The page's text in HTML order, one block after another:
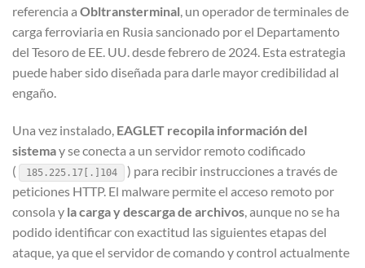
referencia a Obltransterminal, un operador de terminales de
carga ferroviaria en Rusia sancionado por el Departamento
del Tesoro de EE. UU. desde febrero de 2024. Esta estrategia
puede haber sido diseñada para darle mayor credibilidad al
engaño.
Una vez instalado, EAGLET recopila información del
sistemay se conecta a un servidor remoto codificado
(
185.225.17[.]104
) para recibir instrucciones a través de
peticiones HTTP. El malware permite el acceso remoto por
consola y la carga y descarga de archivos, aunque no se ha
podido identificar con exactitud las siguientes etapas del
ataque, ya que el servidor de comando y control actualmente